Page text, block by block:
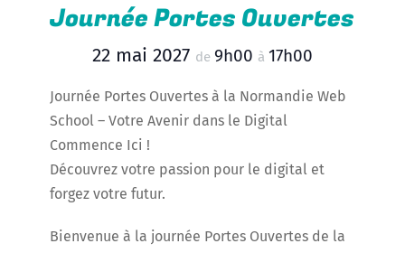
Journée Portes Ouvertes
22 mai 2027 de 9h00 à 17h00
Journée Portes Ouvertes à la Normandie Web
School – Votre Avenir dans le Digital
Commence Ici !
Découvrez votre passion pour le digital et
forgez votre futur.
Bienvenue à la journée Portes Ouvertes de la